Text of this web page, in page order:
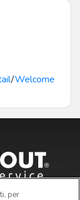
/Welcome
per